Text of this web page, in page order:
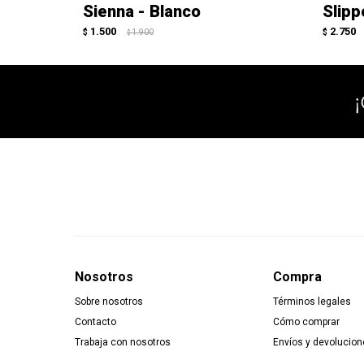
Sienna - Blanco
$ 1.500 $ 1.900 $ 2.750
Nosotros
Sobre nosotros
Contacto
Trabaja con nosotros
Compra
Términos legales
Cómo comprar
Envíos y